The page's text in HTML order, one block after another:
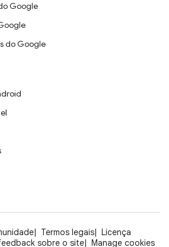
Google
do Google
Termos legais
Licença
sobre o site Manage cookies